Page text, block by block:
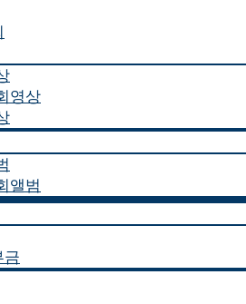
영상
앨범
금